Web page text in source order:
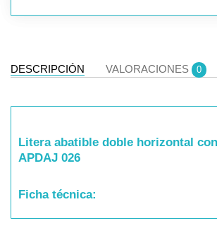
DESCRIPCIÓN VALORACIONES 0
Litera abatible doble horizontal
APDAJ 026
Ficha técnica: